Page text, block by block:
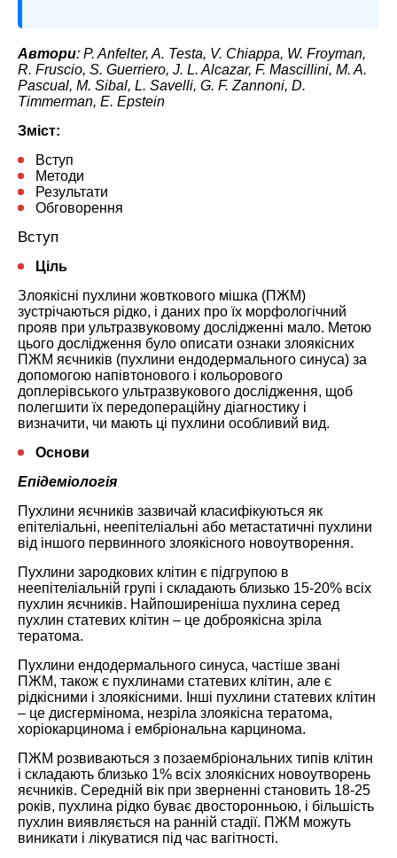
Автори: P. Anfelter, A. Testa, V. Chiappa, W. Froyman,
R. Fruscio, S. Guerriero, J. L. Alcazar, F. Mascillini, M. A.
Pascual, M. Sibal, L. Savelli, G. F. Zannoni, D.
Timmerman, E. Epstein
Зміст:
Вступ
Методи
Результати
Обговорення
Вступ
Ціль
Злоякісні пухлини жовткового мішка (ПЖМ)
зустрічаються рідко, і даних про їх морфологічний
прояв при ультразвуковому дослідженні мало. Метою
цього дослідження було описати ознаки злоякісних
ПЖМ яєчників (пухлини ендодермального синуса) за
допомогою напівтонового і кольорового
доплерівського ультразвукового дослідження, щоб
полегшити їх передопераційну діагностику і
визначити, чи мають ці пухлини особливий вид.
Основи
Епідеміологія
Пухлини яєчників зазвичай класифікуються як
епітеліальні, неепітеліальні або метастатичні пухлини
від іншого первинного злоякісного новоутворення.
Пухлини зародкових клітин є підгрупою в
неепітеліальній групі і складають близько 15-20% всіх
пухлин яєчників. Найпоширеніша пухлина серед
пухлин статевих клітин – це доброякісна зріла
тератома.
Пухлини ендодермального синуса, частіше звані
ПЖМ, також є пухлинами статевих клітин, але є
рідкісними і злоякісними. Інші пухлини статевих клітин
– це дисгермінома, незріла злоякісна тератома,
хоріокарцинома і ембріональна карцинома.
ПЖМ розвиваються з позаембріональних типів клітин
і складають близько 1% всіх злоякісних новоутворень
яєчників. Середній вік при зверненні становить 18-25
років, пухлина рідко буває двосторонньою, і більшість
пухлин виявляється на ранній стадії. ПЖМ можуть
виникати і лікуватися під час вагітності.